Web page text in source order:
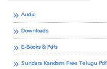
Audio
Downloads
E-Books & Pdfs
Sundara Kandam Free Telugu Pdf